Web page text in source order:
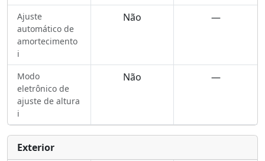
Ajuste
automático de
amortecimento
ℹ️
Não —
Modo
eletrônico de
ajuste de altura
ℹ️
Não —
Exterior